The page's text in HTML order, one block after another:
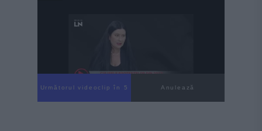
Următorul videoclip în 4 Anulează